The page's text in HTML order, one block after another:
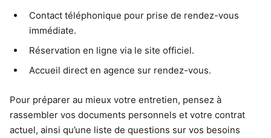
Contact téléphonique pour prise de rendez-vous
immédiate.
Réservation en ligne via le site officiel.
Accueil direct en agence sur rendez-vous.
Pour préparer au mieux votre entretien, pensez à
rassembler vos documents personnels et votre contrat
actuel, ainsi qu’une liste de questions sur vos besoins